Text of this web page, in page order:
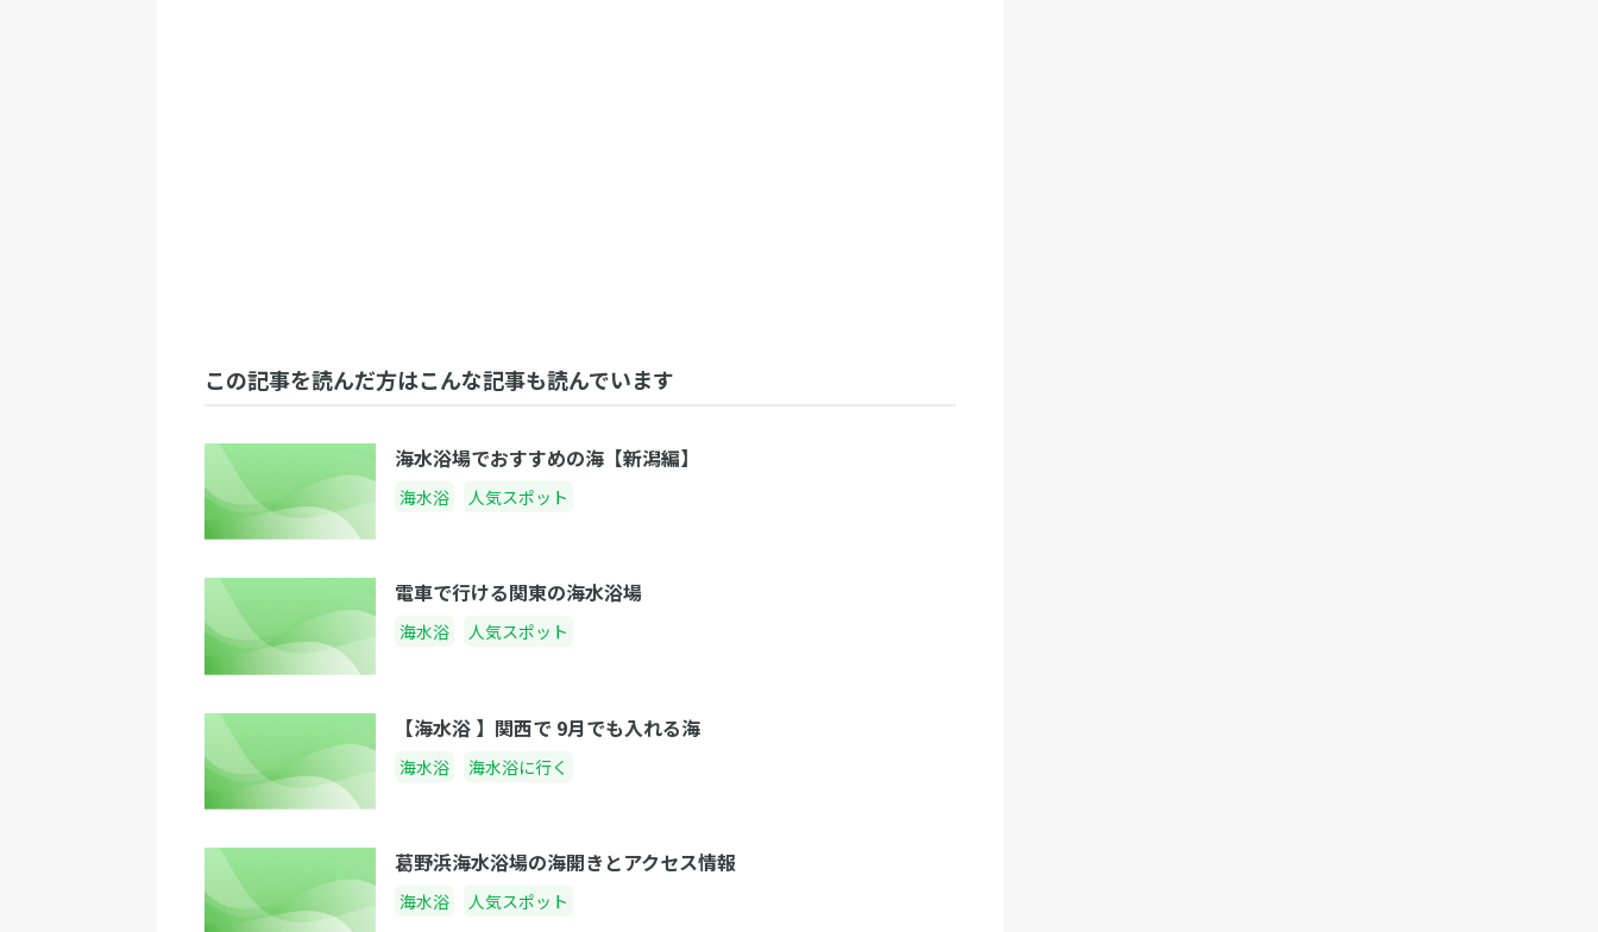
この記事を読んだ方はこんな記事も読んでいます
海水浴場でおすすめの海【新潟編】
海水浴 人気スポット
電車で行ける関東の海水浴場
海水浴 人気スポット
【海水浴 】関西で 9月でも入れる海
海水浴 海水浴に行く
葛野浜海水浴場の海開きとアクセス情報
海水浴 人気スポット